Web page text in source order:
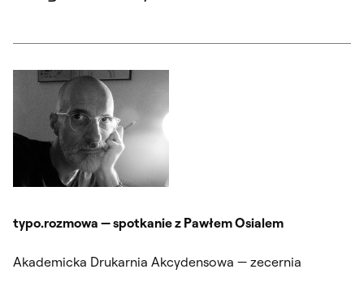
typo.rozmowa — spotkanie z Pawłem Osialem
Akademicka Drukarnia Akcydensowa — zecernia